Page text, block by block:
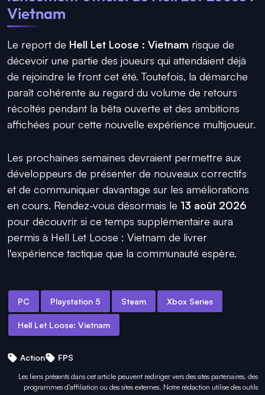
Vietnam
Le report de Hell Let Loose : Vietnam risque de
décevoir une partie des joueurs qui attendaient déjà
de rejoindre le front cet été. Toutefois, la démarche
paraît cohérente au regard du volume de retours
récoltés pendant la bêta ouverte et des ambitions
affichées pour cette nouvelle expérience multijoueur.
Les prochaines semaines devraient permettre aux
développeurs de présenter de nouveaux correctifs
et de communiquer davantage sur les améliorations
en cours. Rendez-vous désormais le 13 août 2026
pour découvrir si ce temps supplémentaire aura
permis à Hell Let Loose : Vietnam de livrer
l'expérience tactique que la communauté espère.
PC Playstation 5 Steam Xbox Series
Hell Let Loose: Vietnam
Action FPS
Les liens présents dans cet article peuvent rediriger vers des sites partenaires, des
programmes d'affiliation ou des sites externes. Notre rédaction utilise des outils